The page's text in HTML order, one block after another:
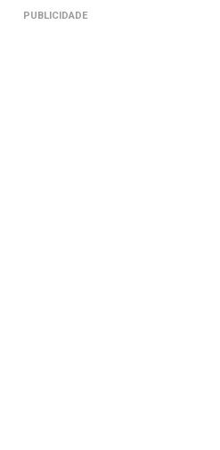
PUBLICIDADE